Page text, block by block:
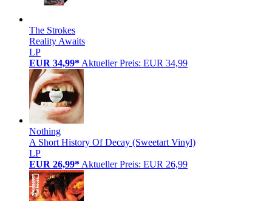
The Strokes
Reality Awaits
LP
EUR 34,99* Aktueller Preis: EUR 34,99
Nothing
A Short History Of Decay (Sweetart Vinyl)
LP
EUR 26,99* Aktueller Preis: EUR 26,99